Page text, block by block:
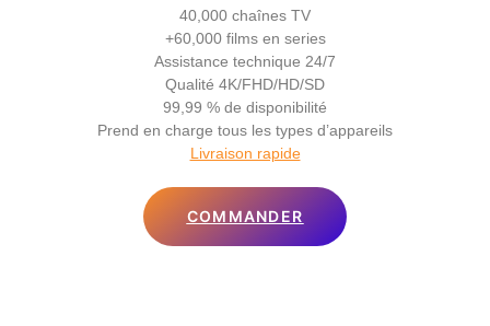
40,000 chaînes TV
+60,000 films en series
Assistance technique 24/7
Qualité 4K/FHD/HD/SD
99,99 % de disponibilité
Prend en charge tous les types d’appareils
Livraison rapide
COMMANDER